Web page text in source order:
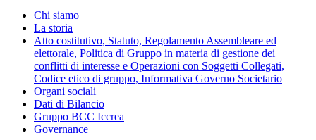
Chi siamo
La storia
Atto costitutivo, Statuto, Regolamento Assembleare ed
elettorale, Politica di Gruppo in materia di gestione dei
conflitti di interesse e Operazioni con Soggetti Collegati,
Codice etico di gruppo, Informativa Governo Societario
Organi sociali
Dati di Bilancio
Gruppo BCC Iccrea
Governance